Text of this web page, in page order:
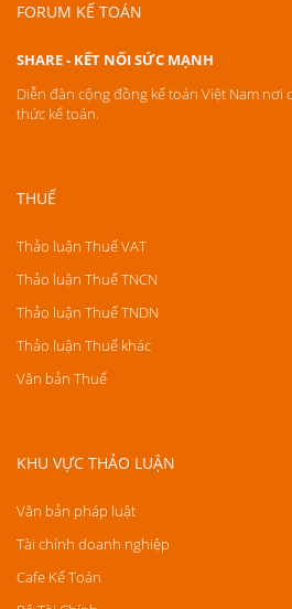
FORUM KẾ TOÁN
SHARE - KẾT NỐI SỨC MẠNH
Diễn đàn cộng đồng kế toán Việt Nam nơi
thức kế toán.
THUẾ
Thảo luận Thuế VAT
Thảo luận Thuế TNCN
Thảo luận Thuế TNDN
Thảo luận Thuế khác
Văn bản Thuế
KHU VỰC THẢO LUẬN
Văn bản pháp luật
Tài chính doanh nghiệp
Cafe Kế Toán